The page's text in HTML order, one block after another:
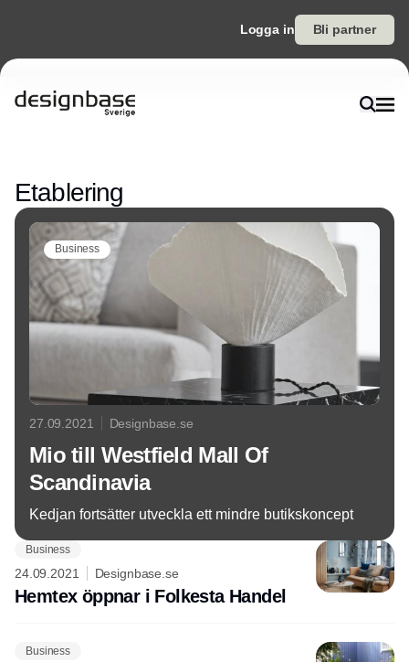
Logga in Bli partner
Etablering
Business
27.09.2021 Designbase.se
Mio till Westfield Mall Of
Scandinavia
Kedjan fortsätter utveckla ett mindre butikskoncept
Business
24.09.2021 Designbase.se
Hemtex öppnar i Folkesta Handel
Business